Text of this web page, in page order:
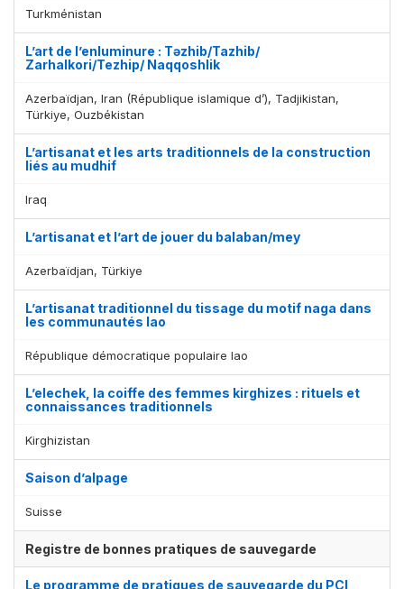
Turkménistan
L’art de l’enluminure : Təzhib/Tazhib/
Zarhalkori/Tezhip/ Naqqoshlik
Azerbaïdjan, Iran (République islamique d’), Tadjikistan,
Türkiye, Ouzbékistan
L’artisanat et les arts traditionnels de la construction
liés au mudhif
Iraq
L’artisanat et l’art de jouer du balaban/mey
Azerbaïdjan, Türkiye
L’artisanat traditionnel du tissage du motif naga dans
les communautés lao
République démocratique populaire lao
L’elechek, la coiffe des femmes kirghizes : rituels et
connaissances traditionnels
Kirghizistan
Saison d’alpage
Suisse
Registre de bonnes pratiques de sauvegarde
Le programme de pratiques de sauvegarde du PCI